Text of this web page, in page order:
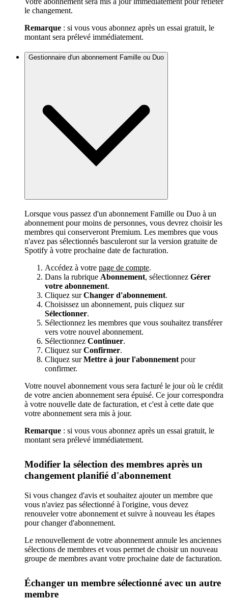
le changement.
Remarque : si vous vous abonnez après un essai gratuit, le
montant sera prélevé immédiatement.
Gestionnaire d'un abonnement Famille ou Duo
Lorsque vous passez d'un abonnement Famille ou Duo à un
abonnement pour moins de personnes, vous devrez choisir les
membres qui conserveront Premium. Les membres que vous
n'avez pas sélectionnés basculeront sur la version gratuite de
Spotify à votre prochaine date de facturation.
Accédez à votre page de compte.
Dans la rubrique Abonnement, sélectionnez Gérer
votre abonnement.
Cliquez surChanger d'abonnement.
Choisissez un abonnement, puis cliquez sur
Sélectionner.
Sélectionnez les membres que vous souhaitez transférer
vers votre nouvel abonnement.
Sélectionnez Continuer.
Cliquez surConfirmer.
Cliquez surMettre à jour l'abonnement pour
confirmer.
Votre nouvel abonnement vous sera facturé le jour où le crédit
de votre ancien abonnement sera épuisé. Ce jour correspondra
à votre nouvelle date de facturation, et c'est à cette date que
votre abonnement sera mis à jour.
Remarque : si vous vous abonnez après un essai gratuit, le
montant sera prélevé immédiatement.
Modifier la sélection des membres après un
changement planifié d'abonnement
Si vous changez d'avis et souhaitez ajouter un membre que
vous n'aviez pas sélectionné à l'origine, vous devez
renouveler votre abonnement et suivre à nouveau les étapes
pour changer d'abonnement.
Le renouvellement de votre abonnement annule les anciennes
sélections de membres et vous permet de choisir un nouveau
groupe de membres avant votre prochaine date de facturation.
Échanger un membre sélectionné avec un autre
membre